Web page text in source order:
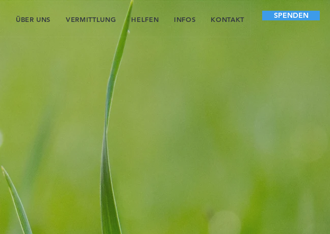
ÜBER UNS VERMITTLUNG HELFEN INFOS KONTAKT SPENDEN